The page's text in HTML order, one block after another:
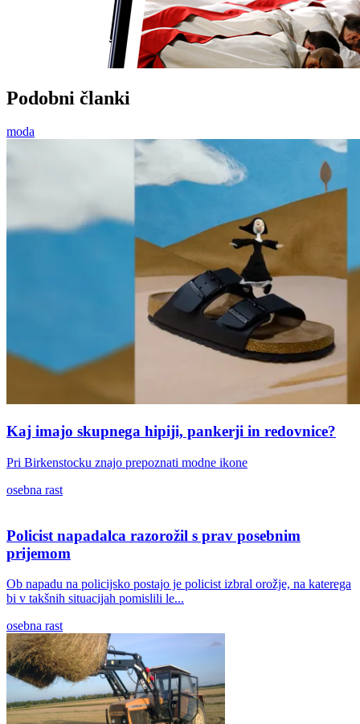
Podobni članki
moda
Kaj imajo skupnega hipiji, pankerji in redovnice?
Pri Birkenstocku znajo prepoznati modne ikone
osebna rast
Policist napadalca razorožil s prav posebnim
prijemom
Ob napadu na policijsko postajo je policist izbral orožje, na katerega
bi v takšnih situacijah pomislili le...
osebna rast